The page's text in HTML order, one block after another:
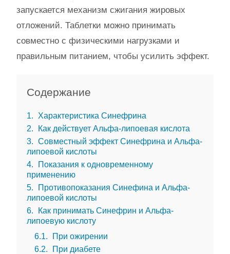
запускается механизм сжигания жировых
отложений. Таблетки можно принимать
совместно с физическими нагрузками и
правильным питанием, чтобы усилить эффект.
Содержание
1
Характеристика Синефрина
2
Как действует Альфа-липоевая кислота
3
Совместный эффект Синефрина и Альфа-
липоевой кислоты
4
Показания к одновременному
применению
5
Противопоказания Синефина и Альфа-
липоевой кислоты
6
Как принимать Синефрин и Альфа-
липоевую кислоту
6.1
При ожирении
6.2
При диабете